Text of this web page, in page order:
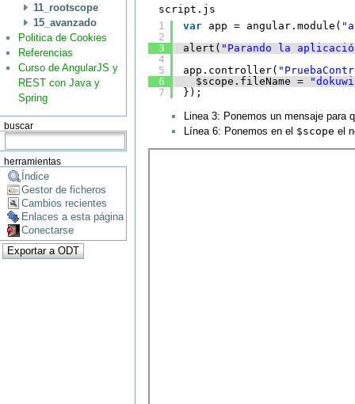
11_rootscope
15_avanzado
Politica de Cookies
Referencias
Curso de AngularJS y
REST con Java y
Spring
buscar
herramientas
Índice
Gestor de ficheros
Cambios recientes
Enlaces a esta página
Conectarse
script.js
1
2
3
4
5
6
7
var app = angular.module(
alert( "Parando la
app.controller(
$scope.fileName =
});
Linea 3: Ponemos un mensaje para
Línea 6: Ponemos en el $scope el